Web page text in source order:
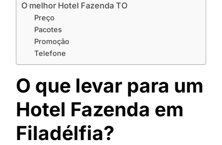
O melhor Hotel Fazenda TO
Preço
Pacotes
Promoção
Telefone
O que levar para um
Hotel Fazenda em
Filadélfia?